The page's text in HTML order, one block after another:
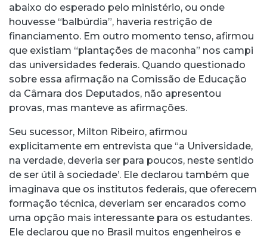
abaixo do esperado pelo ministério, ou onde
houvesse “balbúrdia”, haveria restrição de
financiamento. Em outro momento tenso, afirmou
que existiam “plantações de maconha” nos campi
das universidades federais. Quando questionado
sobre essa afirmação na Comissão de Educação
da Câmara dos Deputados, não apresentou
provas, mas manteve as afirmações.
Seu sucessor, Milton Ribeiro, afirmou
explicitamente em entrevista que “a Universidade,
na verdade, deveria ser para poucos, neste sentido
de ser útil à sociedade’. Ele declarou também que
imaginava que os institutos federais, que oferecem
formação técnica, deveriam ser encarados como
uma opção mais interessante para os estudantes.
Ele declarou que no Brasil muitos engenheiros e